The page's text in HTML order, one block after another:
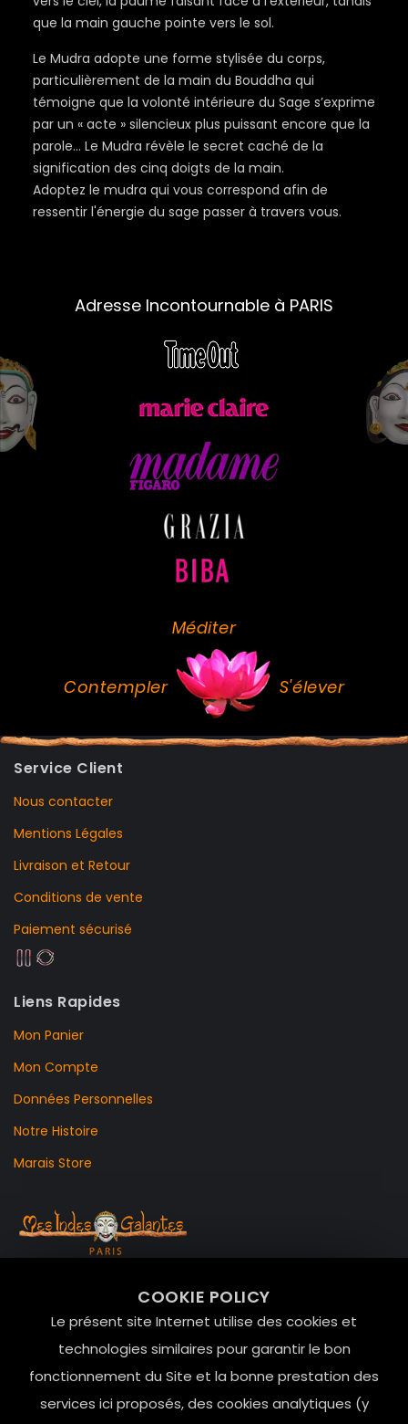
COOKIE POLICY
Le présent site Internet utilise des cookies et
technologies similaires pour garantir le bon
fonctionnement du Site et la bonne prestation des
services ici proposés, des cookies analytiques (y
que la main gauche pointe vers le sol.
Le Mudra adopte une forme stylisée du corps,
particulièrement de la main du Bouddha qui
témoigne que la volonté intérieure du Sage s’exprime
par un « acte » silencieux plus puissant encore que la
parole… Le Mudra révèle le secret caché de la
signification des cinq doigts de la main.
Adoptez le mudra qui vous correspond afin de
ressentir l'énergie du sage passer à travers vous.
Adresse Incontournable à PARIS
Méditer
Contempler S'élever
Service Client
Nous contacter
Mentions Légales
Livraison et Retour
Conditions de vente
Paiement sécurisé
Liens Rapides
Mon Panier
Mon Compte
Données Personnelles
Notre Histoire
Marais Store
Le Marais, 75004 Paris
contact@mesindesgalantes.com
01.42.72.42.51